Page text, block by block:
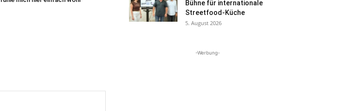
Bühne für internationale
Streetfood-Küche
5. August 2026
-Werbung-